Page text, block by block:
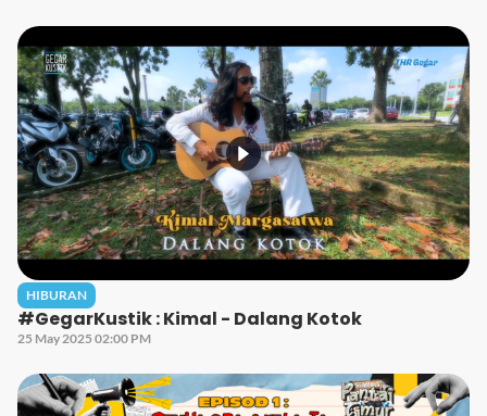
HIBURAN
#GegarKustik : Kimal - Dalang Kotok
25 May 2025 02:00 PM